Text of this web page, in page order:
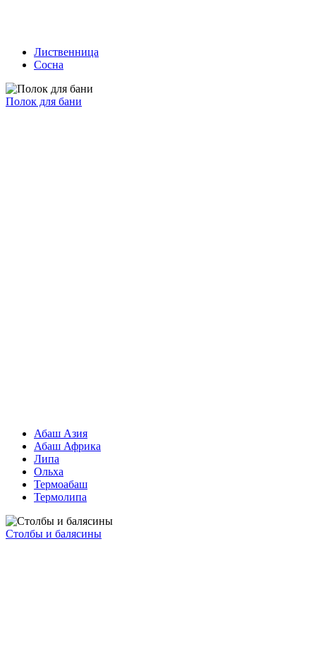
Лиственница
Сосна
Полок для бани
Абаш Азия
Абаш Африка
Липа
Ольха
Термоабаш
Термолипа
Столбы и балясины